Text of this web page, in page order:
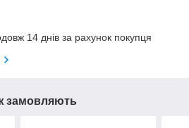
14 днів за рахунок покупця
замовляють